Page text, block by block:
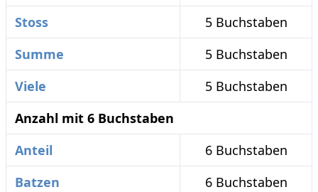
Stoss
5 Buchstaben
Summe
5 Buchstaben
Viele
5 Buchstaben
Anzahl mit 6 Buchstaben
Anteil
6 Buchstaben
Batzen
6 Buchstaben